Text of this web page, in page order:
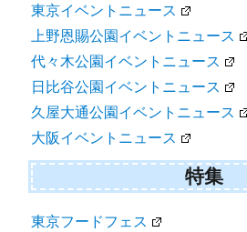
東京イベントニュース
上野恩賜公園イベントニュース
代々木公園イベントニュース
日比谷公園イベントニュース
久屋大通公園イベントニュース
大阪イベントニュース
特集
東京フードフェス